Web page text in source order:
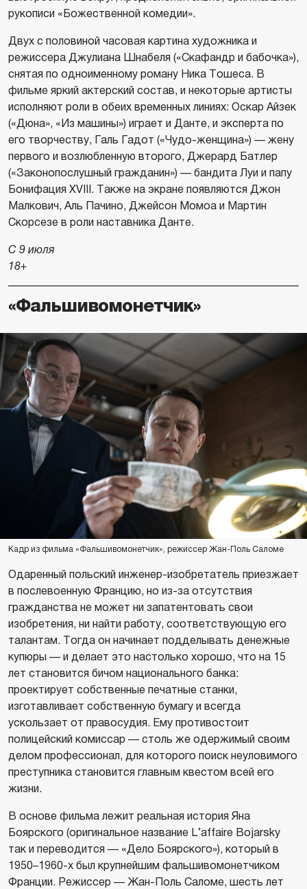
рукописи «Божественной комедии».
Двух с половиной часовая картина художника и
режиссера Джулиана Шнабеля («Скафандр и бабочка»),
снятая по одноименному роману Ника Тошеса. В
фильме яркий актерский состав, и некоторые артисты
исполняют роли в обеих временных линиях: Оскар Айзек
(«Дюна», «Из машины») играет и Данте, и эксперта по
его творчеству, Галь Гадот («Чудо-женщина») — жену
первого и возлюбленную второго, Джерард Батлер
(«Законопослушный гражданин») — бандита Луи и папу
Бонифация XVIII. Также на экране появляются Джон
Малкович, Аль Пачино, Джейсон Момоа и Мартин
Скорсезе в роли наставника Данте.
С 9 июля
18+
«Фальшивомонетчик»
Кадр из фильма «Фальшивомонетчик», режиссер Жан-Поль Саломе
Одаренный польский инженер-изобретатель приезжает
в послевоенную Францию, но из-за отсутствия
гражданства не может ни запатентовать свои
изобретения, ни найти работу, соответствующую его
талантам. Тогда он начинает подделывать денежные
купюры — и делает это настолько хорошо, что на 15
лет становится бичом национального банка:
проектирует собственные печатные станки,
изготавливает собственную бумагу и всегда
ускользает от правосудия. Ему противостоит
полицейский комиссар — столь же одержимый своим
делом профессионал, для которого поиск неуловимого
преступника становится главным квестом всей его
жизни.
В основе фильма лежит реальная история Яна
Боярского (оригинальное название L’affaire Bojarsky
так и переводится — «Дело Боярского»), который в
1950–1960-х был крупнейшим фальшивомонетчиком
Франции. Режиссер — Жан-Поль Саломе, шесть лет